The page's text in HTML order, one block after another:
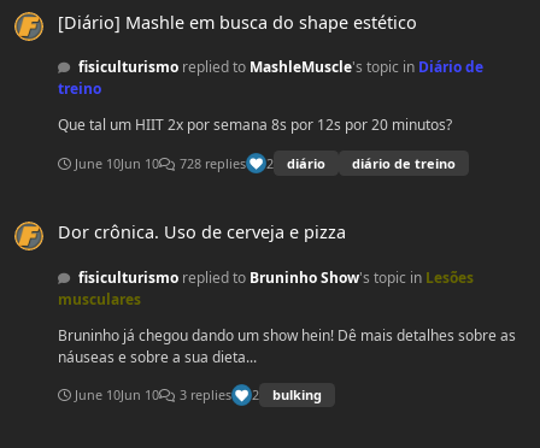
[Diário] Mashle em busca do shape estético
fisiculturismo replied to MashleMuscle's topic in Diário de
treino
Que tal um HIIT 2x por semana 8s por 12s por 20 minutos?
June 10Jun 10 728 replies 2 diário diário de treino
Dor crônica. Uso de cerveja e pizza
fisiculturismo replied to Bruninho Show's topic in Lesões
musculares
Bruninho já chegou dando um show hein! Dê mais detalhes sobre as
náuseas e sobre a sua dieta...
June 10Jun 10 3 replies 2 bulking